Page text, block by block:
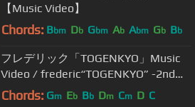
【Music Video】
Chords: Bbm Db Gbm Ab Abm Gb Bb
フレデリック「TOGENKYO」Music
Video / frederic“TOGENKYO” -2nd
Full Album「フレデリズム2」
Chords: Gm Eb Bb Dm Cm D C